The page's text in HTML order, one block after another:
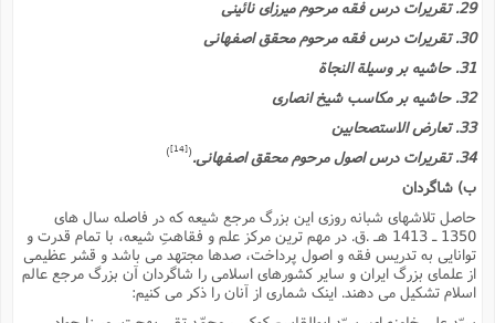
29. تقریرات درس فقه مرحوم میرزاى نائینى
30. تقریرات درس فقه مرحوم محقق اصفهانى
31. حاشیه بر وسیلة النجاة
32. حاشیه بر مکاسب شیخ انصارى
33. تعارض الاستصحابین
34. تقریرات درس اصول مرحوم محقق اصفهانى.
[14]
)
ب) شاگردان
حاصل تلاشهاى شبانه روزى این بزرگ مرجع شیعه که در فاصله سال هاى
1350 ـ 1413 هـ .ق. در مهم ترین مرکز علم و فقاهتِ شیعه، با تمام قدرت و
توانایى به تدریس فقه و اصول پرداخت، صدها مجتهد مى باشد و قشر عظیمى
از علماى بزرگ ایران و سایر کشورهاى اسلامى را شاگردان آن بزرگ مرجع عالم
اسلام تشکیل مى دهند. اینک شمارى از آنان را ذکر مى کنیم: